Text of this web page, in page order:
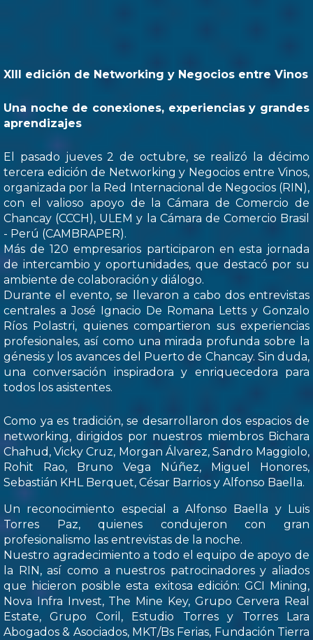
XIII edición de Networking y Negocios entre Vinos
Una noche de conexiones, experiencias y grandes
aprendizajes
El pasado jueves 2 de octubre, se realizó la décimo
tercera edición de Networking y Negocios entre Vinos,
organizada por la Red Internacional de Negocios (RIN),
con el valioso apoyo de la Cámara de Comercio de
Chancay (CCCH), ULEM y la Cámara de Comercio Brasil
- Perú (CAMBRAPER).
Más de 120 empresarios participaron en esta jornada
de intercambio y oportunidades, que destacó por su
ambiente de colaboración y diálogo.
Durante el evento, se llevaron a cabo dos entrevistas
centrales a José Ignacio De Romana Letts y Gonzalo
Ríos Polastri, quienes compartieron sus experiencias
profesionales, así como una mirada profunda sobre la
génesis y los avances del Puerto de Chancay. Sin duda,
una conversación inspiradora y enriquecedora para
todos los asistentes.
Como ya es tradición, se desarrollaron dos espacios de
networking, dirigidos por nuestros miembros Bichara
Chahud, Vicky Cruz, Morgan Álvarez, Sandro Maggiolo,
Rohit Rao, Bruno Vega Núñez, Miguel Honores,
Sebastián KHL Berquet, César Barrios y Alfonso Baella.
Un reconocimiento especial a Alfonso Baella y Luis
Torres Paz, quienes condujeron con gran
profesionalismo las entrevistas de la noche.
Nuestro agradecimiento a todo el equipo de apoyo de
la RIN, así como a nuestros patrocinadores y aliados
que hicieron posible esta exitosa edición: GCI Mining,
Nova Infra Invest, The Mine Key, Grupo Cervera Real
Estate, Grupo Coril, Estudio Torres y Torres Lara
Abogados & Asociados, MKT/Bs Ferias, Fundación Tierra